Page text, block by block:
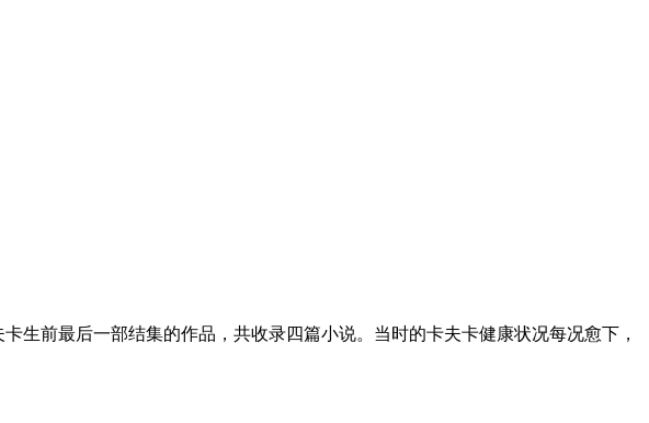
生前最后一部结集的作品，共收录四篇小说。当时的卡夫卡健康状况每况愈下，